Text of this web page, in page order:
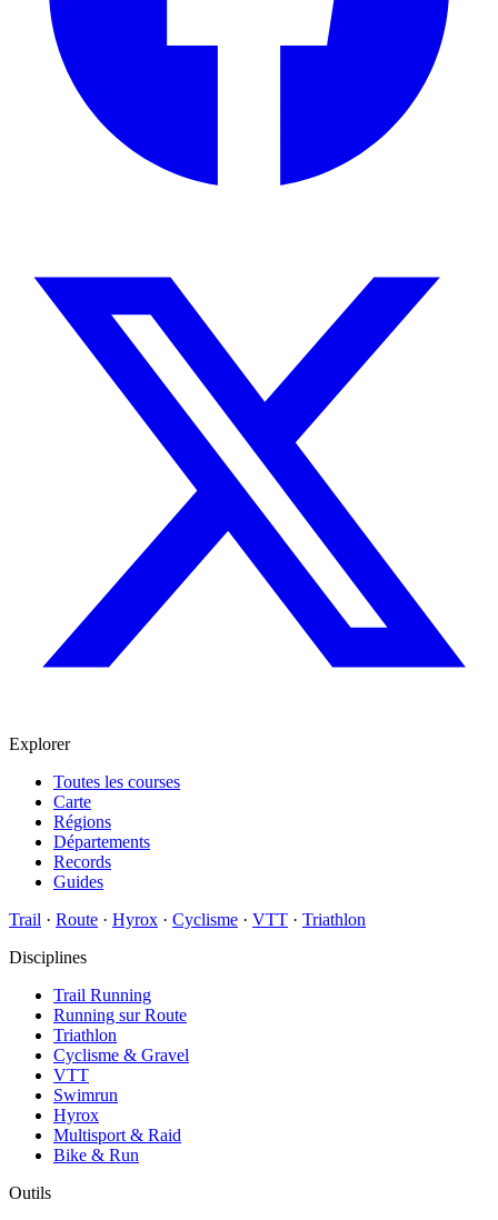
Explorer
Toutes les courses
Carte
Régions
Départements
Records
Guides
Trail · Route · Hyrox · Cyclisme · VTT · Triathlon
Disciplines
Trail Running
Running sur Route
Triathlon
Cyclisme & Gravel
VTT
Swimrun
Hyrox
Multisport & Raid
Bike & Run
Outils